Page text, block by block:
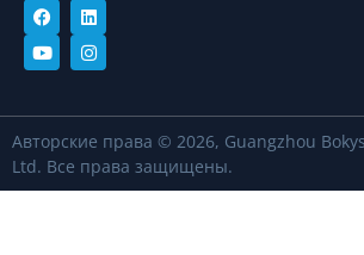
Авторские права © 2026, Guangzhou
Ltd. Все права защищены.